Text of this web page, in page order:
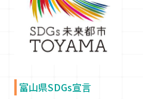
富山県SDGs宣言